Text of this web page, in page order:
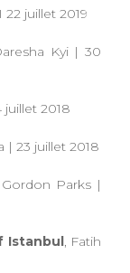
22 juillet 2019
Kyi | 30
2018
| 23 juillet 2018
Gordon Parks |
Istanbul, Fatih